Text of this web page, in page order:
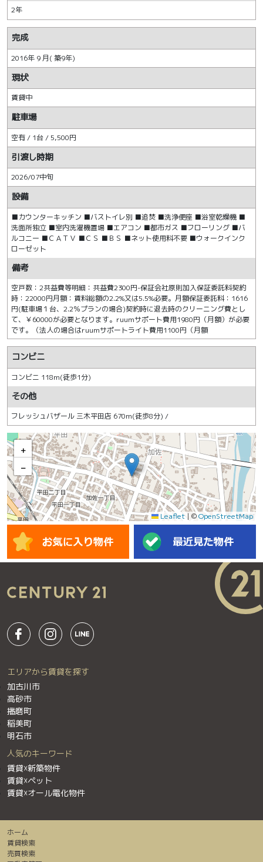
2年
完成
2016年 9 月( 築9年)
現状
賃貸中
駐車場
空有 / 1台 / 5,500円
引渡し時期
2026/07中旬
設備
■カウンターキッチン ■バストイレ別 ■追焚 ■洗浄便座 ■浴室乾燥機 ■
洗面所独立 ■室内洗濯機置場 ■エアコン ■都市ガス ■フローリング ■バ
ルコニー ■ＣＡＴＶ ■ＣＳ ■ＢＳ ■ネット使用料不要 ■ウォークインク
ローゼット
備考
空戸数：2共益費等明細：共益費2300円-保証会社原則加入保証委託料契約
時：22000円月額：賃料総額の2.2%又は5.5%必要。月額保証委託料：1616
円(駐車場１台、2.2％プランの場合)契約時に退去時のクリーニング費とし
て、￥60000が必要となります。ruumサポート費用1980円（月額）が必要
です。（法人の場合はruumサポートライト費用1100円（月額
コンビニ
コンビニ 118m(徒歩1分)
その他
フレッシュバザール 三木平田店 670m(徒歩8分) /
+
−
Leaflet | ©OpenStreetMap
エリアから賃貸を探す
加古川市
高砂市
播磨町
稲美町
明石市
人気のキーワード
賃貸☓新築物件
賃貸☓ペット
賃貸☓オール電化物件
ホーム
賃貸検索
売買検索